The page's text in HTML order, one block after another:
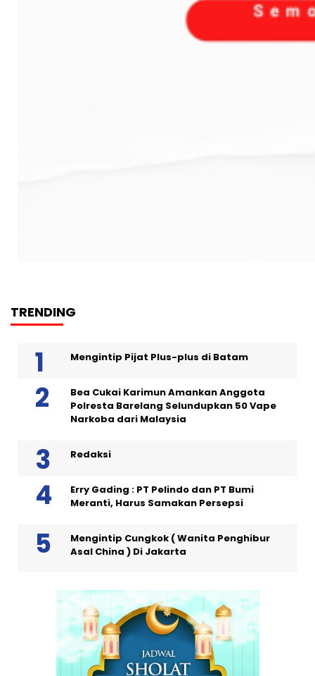
TRENDING
Mengintip Pijat Plus-plus di Batam
Bea Cukai Karimun Amankan Anggota
Polresta Barelang Selundupkan 50 Vape
Narkoba dari Malaysia
Redaksi
Erry Gading : PT Pelindo dan PT Bumi
Meranti, Harus Samakan Persepsi
Mengintip Cungkok ( Wanita Penghibur
Asal China ) Di Jakarta